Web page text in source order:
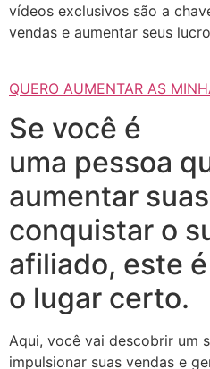
vídeos exclusivos são a
vendas e aumentar seus
QUERO AUMENTAR AS
Se você é
uma pessoa
aumentar
conquistar o
afiliado, este é
o lugar certo.
Aqui, você vai descobrir um
impulsionar suas vendas e